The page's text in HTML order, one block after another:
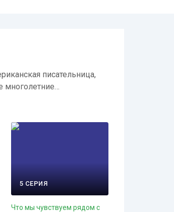
писательница,
многолетние…
5 СЕРИЯ
Что мы чувствуем рядом с